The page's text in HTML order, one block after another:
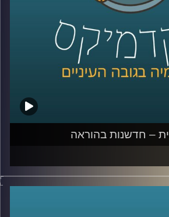
לעברית
– חדשנות בהוראה
רלוונטית לשוק העבודה?